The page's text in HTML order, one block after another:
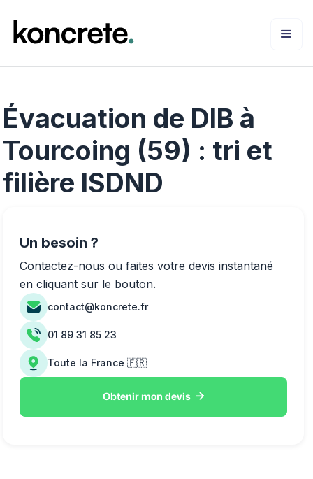
Évacuation de DIB à
Tourcoing (59) : tri et
filière ISDND
Un besoin ?
Contactez-nous ou faites votre devis instantané
en cliquant sur le bouton.
contact@koncrete.fr
01 89 31 85 23
Toute la France 🇫🇷
Obtenir mon devis 